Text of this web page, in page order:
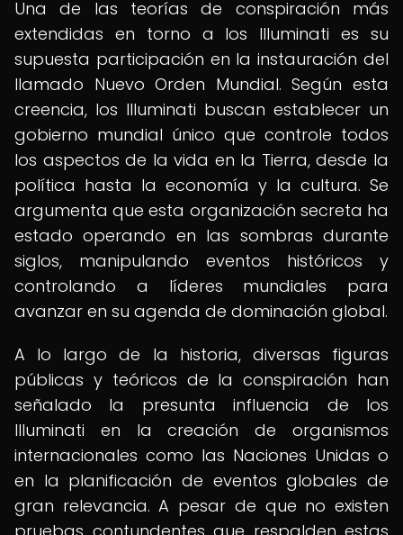
Una de las teorías de conspiración más
extendidas en torno a los Illuminati es su
supuesta participación en la instauración del
llamado Nuevo Orden Mundial. Según esta
creencia, los Illuminati buscan establecer un
gobierno mundial único que controle todos
los aspectos de la vida en la Tierra, desde la
política hasta la economía y la cultura. Se
argumenta que esta organización secreta ha
estado operando en las sombras durante
siglos, manipulando eventos históricos y
controlando a líderes mundiales para
avanzar en su agenda de dominación global.
A lo largo de la historia, diversas figuras
públicas y teóricos de la conspiración han
señalado la presunta influencia de los
Illuminati en la creación de organismos
internacionales como las Naciones Unidas o
en la planificación de eventos globales de
gran relevancia. A pesar de que no existen